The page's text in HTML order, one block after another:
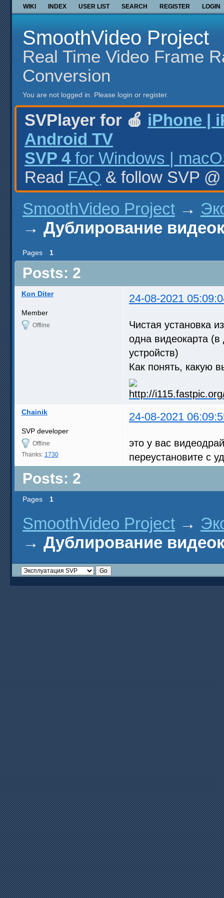
WIKI INDEX USER LIST SEARCH REGISTER LOGIN
SmoothVideo Project
Real Time Video Frame
Conversion
You are not logged in. Please login or register.
SVPlayer for 🍎 iPhone |
Android TV
SVP 4 for Windows |
Read FAQ & follow SVP
SmoothVideo Project →
→ Дублирование
Pages 1
Posts: 2
Kon Diter 24-08-2021
Member
Offline
Чистая установка
одна видеокарта (в
устройств)
Как понять, какую
Chainik 24-08-2021
SVP developer
Offline
Thanks: 1730
это у вас
переустановите с
Posts: 2
Pages 1
SmoothVideo Project →
→ Дублирование